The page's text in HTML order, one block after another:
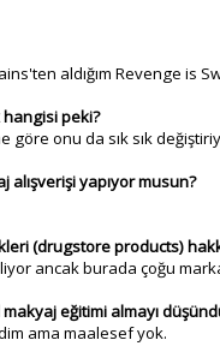
aldığım Revenge is
hangisi peki?
göre onu da sık sık
alışverişi yapıyor musun?
(drugstore products)
ancak burada çoğu
eğitimi almayı
ama maalesef yok.